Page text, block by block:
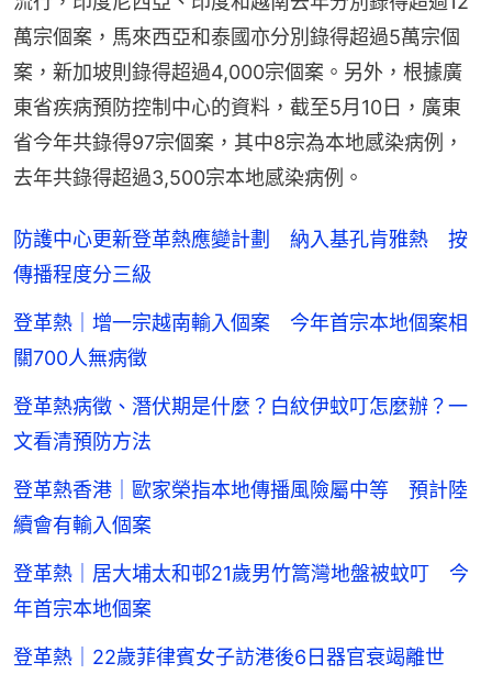
萬宗個案，馬來西亞和泰國亦分別錄得超過5萬宗個
案，新加坡則錄得超過4,000宗個案。另外，根據廣
東省疾病預防控制中心的資料，截至5月10日，廣東
省今年共錄得97宗個案，其中8宗為本地感染病例，
去年共錄得超過3,500宗本地感染病例。
防護中心更新登革熱應變計劃 納入基孔肯雅熱 按
傳播程度分三級
登革熱｜增一宗越南輸入個案 今年首宗本地個案相
關700人無病徵
登革熱病徵、潛伏期是什麼？白紋伊蚊叮怎麼辦？一
文看清預防方法
登革熱香港｜歐家榮指本地傳播風險屬中等 預計陸
續會有輸入個案
登革熱｜居大埔太和邨21歲男竹篙灣地盤被蚊叮 今
年首宗本地個案
登革熱｜22歲菲律賓女子訪港後6日器官衰竭離世